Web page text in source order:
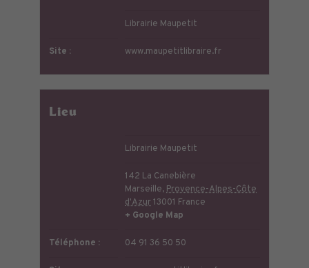
Librairie Maupetit
Site : www.maupetitlibraire.fr
Lieu
Librairie Maupetit
142 La Canebière
Marseille, Provence-Alpes-Côte
d'Azur13001 France
+ Google Map
Téléphone : 04 91 36 50 50